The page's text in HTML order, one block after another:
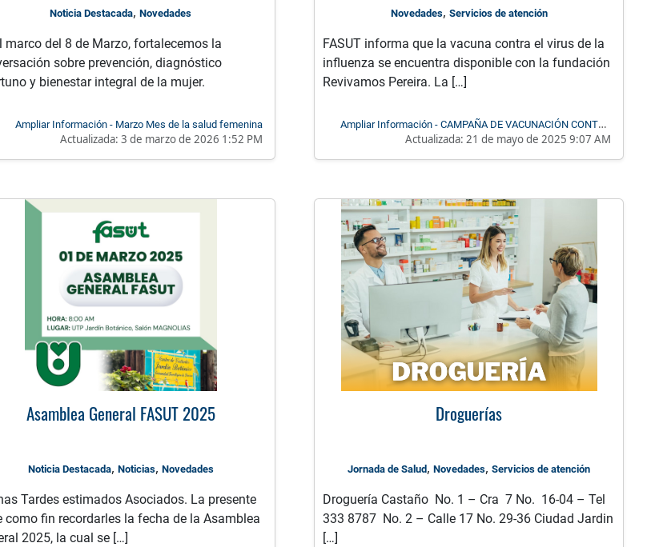
Noticia Destacada,Novedades
marco del 8 de Marzo, fortalecemos la
sobre prevención, diagnóstico
y bienestar integral de la mujer.
Ampliar Información - Marzo Mes de la salud femenina
Actualizada:3 de marzo de 2026 1:52 PM
Novedades, Servicios de atención
FASUT informa que la vacuna contra el virus de la
influenza se encuentra disponible con la fundación
Revivamos Pereira. La […]
Ampliar Información - CAMPAÑA DE VACUNACIÓN CONTRA
EL VIRUS DE LA INFLUENZA
Actualizada: 21 de mayo de 2025 9:07 AM
Asamblea General FASUT 2025
Noticia Destacada, Noticias, Novedades
Tardes estimados Asociados. La presente
como fin recordarles la fecha de la Asamblea
2025, la cual se […]
Droguerías
Jornada de Salud ,Novedades,Servicios de atención
Droguería Castaño No. 1 – Cra 7 No. 16-04 – Tel
333 8787 No. 2 – Calle 17 No. 29-36 Ciudad Jardin
[…]